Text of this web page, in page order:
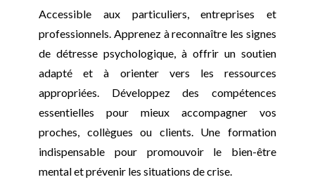
Accessible aux particuliers, entreprises et
professionnels. Apprenez à reconnaître les signes
de détresse psychologique, à offrir un soutien
adapté et à orienter vers les ressources
appropriées. Développez des compétences
essentielles pour mieux accompagner vos
proches, collègues ou clients. Une formation
indispensable pour promouvoir le bien-être
mental et prévenir les situations de crise.